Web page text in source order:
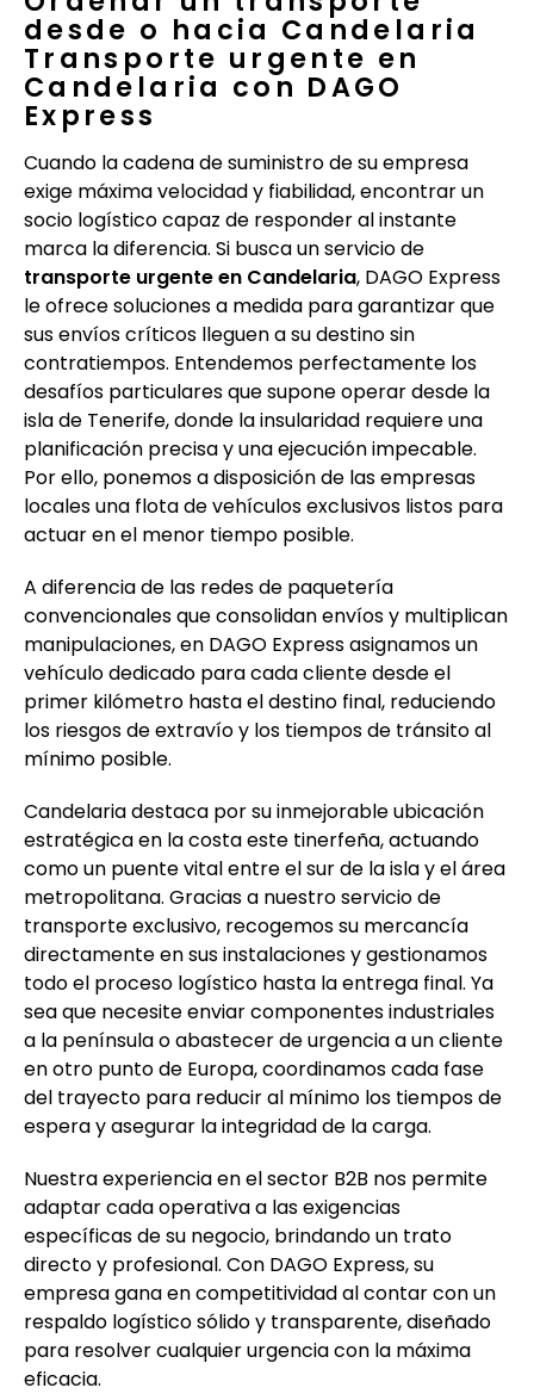
desde o hacia Candelaria
Transporte urgente en
Candelaria con DAGO
Express
Cuando la cadena de suministro de su empresa
exige máxima velocidad y fiabilidad, encontrar un
socio logístico capaz de responder al instante
marca la diferencia. Si busca un servicio de
transporte urgente en Candelaria, DAGO Express
le ofrece soluciones a medida para garantizar que
sus envíos críticos lleguen a su destino sin
contratiempos. Entendemos perfectamente los
desafíos particulares que supone operar desde la
isla de Tenerife, donde la insularidad requiere una
planificación precisa y una ejecución impecable.
Por ello, ponemos a disposición de las empresas
locales una flota de vehículos exclusivos listos para
actuar en el menor tiempo posible.
A diferencia de las redes de paquetería
convencionales que consolidan envíos y multiplican
manipulaciones, en DAGO Express asignamos un
vehículo dedicado para cada cliente desde el
primer kilómetro hasta el destino final, reduciendo
los riesgos de extravío y los tiempos de tránsito al
mínimo posible.
Candelaria destaca por su inmejorable ubicación
estratégica en la costa este tinerfeña, actuando
como un puente vital entre el sur de la isla y el área
metropolitana. Gracias a nuestro servicio de
transporte exclusivo, recogemos su mercancía
directamente en sus instalaciones y gestionamos
todo el proceso logístico hasta la entrega final. Ya
sea que necesite enviar componentes industriales
a la península o abastecer de urgencia a un cliente
en otro punto de Europa, coordinamos cada fase
del trayecto para reducir al mínimo los tiempos de
espera y asegurar la integridad de la carga.
Nuestra experiencia en el sector B2B nos permite
adaptar cada operativa a las exigencias
específicas de su negocio, brindando un trato
directo y profesional. Con DAGO Express, su
empresa gana en competitividad al contar con un
respaldo logístico sólido y transparente, diseñado
para resolver cualquier urgencia con la máxima
eficacia.